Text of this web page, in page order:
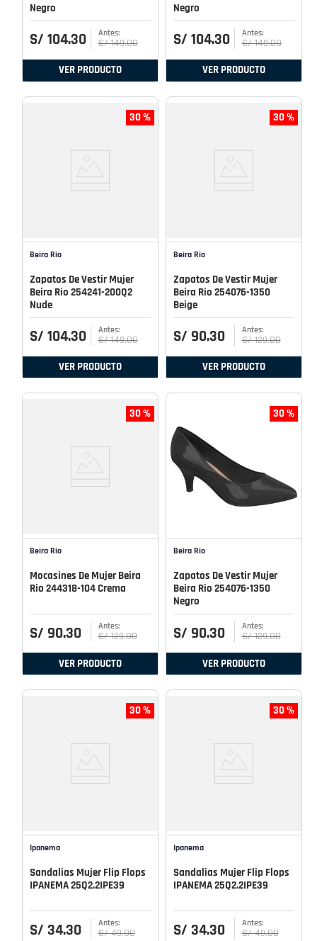
Negro
S/ 104.30 S/ 149.00
VER PRODUCTO
Negro
S/ 104.30 S/ 149.00
VER PRODUCTO
30 %
Beira Rio
Zapatos De Vestir Mujer
Beira Rio 254241-200Q2
Nude
S/ 104.30 S/ 149.00
VER PRODUCTO
30 %
Beira Rio
Zapatos De Vestir Mujer
Beira Rio 254076-1350
Beige
S/ 90.30 S/ 129.00
VER PRODUCTO
30 %
Beira Rio
Mocasines De Mujer Beira
Rio 244318-104 Crema
S/ 90.30 S/ 129.00
VER PRODUCTO
30 %
Beira Rio
Zapatos De Vestir Mujer
Beira Rio 254076-1350
Negro
S/ 90.30 S/ 129.00
VER PRODUCTO
30 %
Ipanema
Sandalias Mujer Flip Flops
IPANEMA 25Q2.2IPE39
S/ 34.30 S/ 49.00
30 %
Ipanema
Sandalias Mujer Flip Flops
IPANEMA 25Q2.2IPE39
S/ 34.30 S/ 49.00